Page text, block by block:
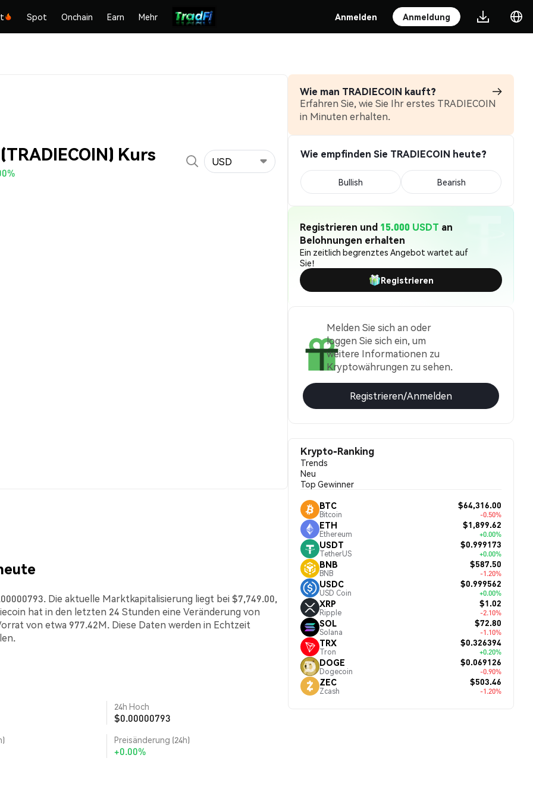
Spot Onchain Earn Mehr Anmelden Anmeldung
Kurs USD
Die aktuelle Marktkapitalisierung liegt bei $7,749.00,
hat in den letzten 24 Stunden eine Veränderung von
von etwa 977.42M. Diese Daten werden in Echtzeit
24h Hoch
$0.00000793
Preisänderung (24h)
+0.00%
Wie man TRADIECOIN kauft?
Erfahren Sie, wie Sie Ihr erstes TRADIECOIN
in Minuten erhalten.
Wie empfinden Sie TRADIECOIN heute?
Bullish Bearish
Registrieren und 15.000 USDT an
Belohnungen erhalten
Ein zeitlich begrenztes Angebot wartet auf
Sie!
Registrieren
Melden Sie sich an oder
loggen Sie sich ein, um
weitere Informationen zu
Kryptowährungen zu sehen.
Registrieren/Anmelden
Krypto-Ranking
Trends
Neu
Top Gewinner
BTC
Bitcoin
$64,316.00
-0.50%
ETH
Ethereum
$1,899.62
+0.00%
USDT
TetherUS
$0.999173
+0.00%
BNB
BNB
$587.50
-1.20%
USDC
USD Coin
$0.999562
+0.00%
XRP
Ripple
$1.02
-2.10%
SOL
Solana
$72.80
-1.10%
TRX
Tron
$0.326394
+0.20%
DOGE
Dogecoin
$0.069126
-0.90%
ZEC
Zcash
$503.46
-1.20%